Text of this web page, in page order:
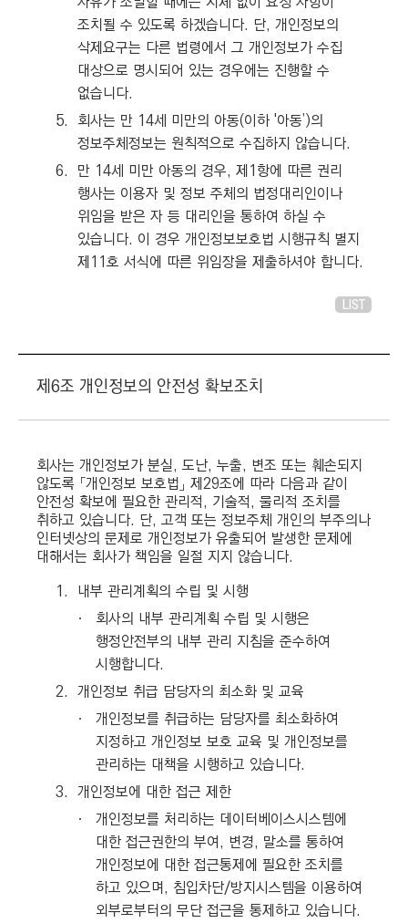
조치될 수 있도록 하겠습니다. 단, 개인정보의
삭제요구는 다른 법령에서 그 개인정보가 수집
대상으로 명시되어 있는 경우에는 진행할 수
없습니다.
5. 회사는 만 14세 미만의 아동(이하 '아동’)의
정보주체정보는 원칙적으로 수집하지 않습니다.
6. 만 14세 미만 아동의 경우, 제1항에 따른 권리
행사는 이용자 및 정보 주체의 법정대리인이나
위임을 받은 자 등 대리인을 통하여 하실 수
있습니다. 이 경우 개인정보보호법 시행규칙 별지
제11호 서식에 따른 위임장을 제출하셔야 합니다.
LIST
제6조 개인정보의 안전성 확보조치
회사는 개인정보가 분실, 도난, 누출, 변조 또는 훼손되지
않도록 「개인정보 보호법」 제29조에 따라 다음과 같이
안전성 확보에 필요한 관리적, 기술적, 물리적 조치를
취하고 있습니다. 단, 고객 또는 정보주체 개인의 부주의나
인터넷상의 문제로 개인정보가 유출되어 발생한 문제에
대해서는 회사가 책임을 일절 지지 않습니다.
1. 내부 관리계획의 수립 및 시행
ㆍ
회사의 내부 관리계획 수립 및 시행은
행정안전부의 내부 관리 지침을 준수하여
시행합니다.
2. 개인정보 취급 담당자의 최소화 및 교육
ㆍ
개인정보를 취급하는 담당자를 최소화하여
지정하고 개인정보 보호 교육 및 개인정보를
관리하는 대책을 시행하고 있습니다.
3. 개인정보에 대한 접근 제한
ㆍ
개인정보를 처리하는 데이터베이스시스템에
대한 접근권한의 부여, 변경, 말소를 통하여
개인정보에 대한 접근통제에 필요한 조치를
하고 있으며, 침입차단/방지시스템을 이용하여
외부로부터의 무단 접근을 통제하고 있습니다.